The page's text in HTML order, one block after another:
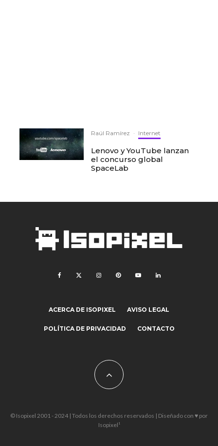
Raúl Ramírez · Internet
Lenovo y YouTube lanzan
el concurso global
SpaceLab
ACERCA DE ISOPIXEL AVISO LEGAL
POLÍTICA DE PRIVACIDAD CONTACTO
© Isopixel 2001 - 2024 | Todos los derechos reservados | Diseñado con ♥ por
Isopixel¹